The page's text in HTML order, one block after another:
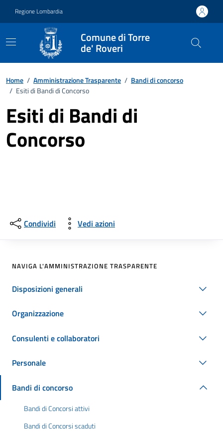
Regione Lombardia
Comune di Torre
de' Roveri
Home / Amministrazione Trasparente / Bandi di concorso
/ Esiti di Bandi di Concorso
Esiti di Bandi di
Concorso
Condividi Vedi azioni
NAVIGA L'AMMINISTRAZIONE TRASPARENTE
Disposizioni generali
Organizzazione
Consulenti e collaboratori
Personale
Bandi di concorso
Bandi di Concorsi attivi
Bandi di Concorsi scaduti